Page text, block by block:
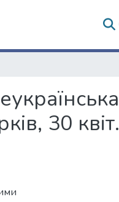
30 квіт.